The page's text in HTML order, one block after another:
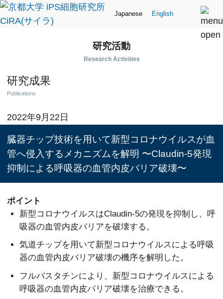
Japanese English
研究活動
Research Activities
研究成果
Publications
2022年9月22日
臓器チップ技術を用いて新型コロナウイルスが血
管へ侵入するメカニズムを解明 〜Claudin-5発現
抑制による呼吸器の血管内皮バリア破壊〜
ポイント
新型コロナウイルスはClaudin-5の発現を抑制し、呼
吸器の血管内皮バリアを破壊する。
気道チップを用いて新型コロナウイルスによる呼吸
器の血管内皮バリア破壊の機序を解明した。
フルバスタチンにより、新型コロナウイルスによる
呼吸器の血管内皮バリア破壊を治療できる。